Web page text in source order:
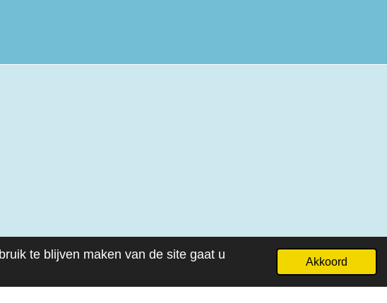
te blijven maken van de site gaat u
Akkoord
JouwWeb